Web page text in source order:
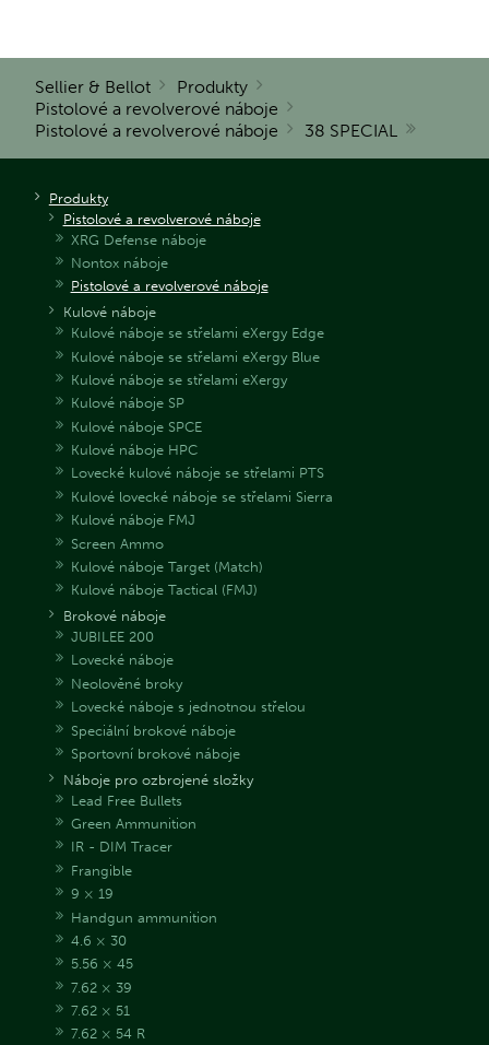
Sellier & Bellot
Produkty
Pistolové a revolverové náboje
Pistolové a revolverové náboje
38 SPECIAL
Produkty
Pistolové a revolverové náboje
XRG Defense náboje
Nontox náboje
Pistolové a revolverové náboje
Kulové náboje
Kulové náboje se střelami eXergy Edge
Kulové náboje se střelami eXergy Blue
Kulové náboje se střelami eXergy
Kulové náboje SP
Kulové náboje SPCE
Kulové náboje HPC
Lovecké kulové náboje se střelami PTS
Kulové lovecké náboje se střelami Sierra
Kulové náboje FMJ
Screen Ammo
Kulové náboje Target (Match)
Kulové náboje Tactical (FMJ)
Brokové náboje
JUBILEE 200
Lovecké náboje
Neolověné broky
Lovecké náboje s jednotnou střelou
Speciální brokové náboje
Sportovní brokové náboje
Náboje pro ozbrojené složky
Lead Free Bullets
Green Ammunition
IR - DIM Tracer
Frangible
9 × 19
Handgun ammunition
4.6 × 30
5.56 × 45
7.62 × 39
7.62 × 51
7.62 × 54 R